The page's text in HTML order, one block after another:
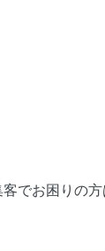
でお困りの